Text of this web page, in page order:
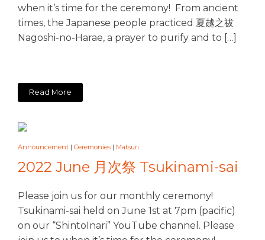
when it’s time for the ceremony! From ancient
times, the Japanese people practiced 夏越之祓
Nagoshi-no-Harae, a prayer to purify and to […]
Read More
Announcement | Ceremonies | Matsuri
2022 June 月次祭 Tsukinami-sai
Please join us for our monthly ceremony!
Tsukinami-sai held on June 1st at 7pm (pacific)
on our “ShintoInari” YouTube channel. Please